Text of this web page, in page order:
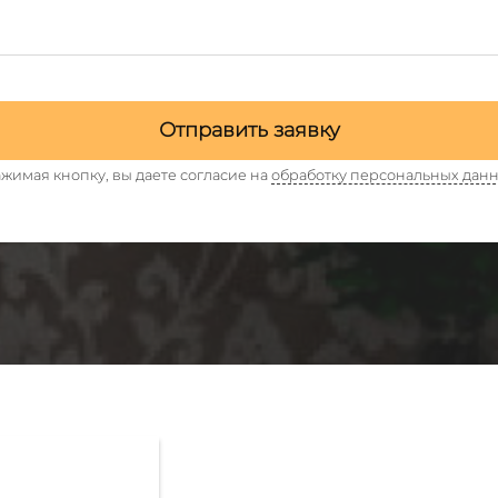
Отправить заявку
кнопку, вы даете согласие на обработку персональных